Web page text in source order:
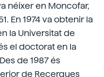
néixer en Moncofar,
En 1974 va obtenir la
la Universitat de
el doctorat en la
de 1987 és
de Recerques